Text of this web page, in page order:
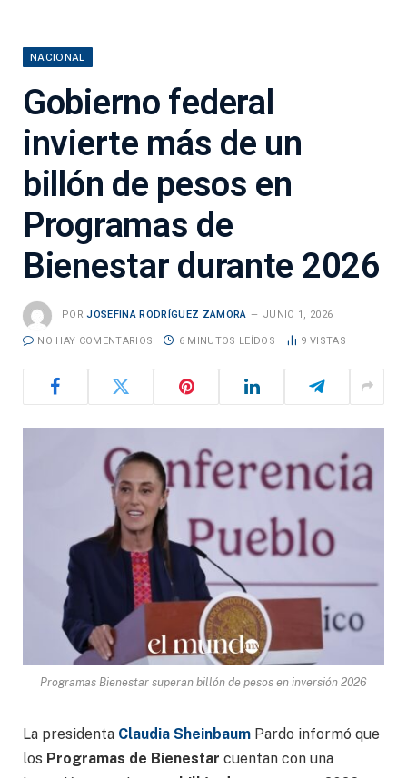
NACIONAL
Gobierno federal
invierte más de un
billón de pesos en
Programas de
Bienestar durante 2026
POR JOSEFINA RODRÍGUEZ ZAMORA JUNIO 1, 2026
NO HAY COMENTARIOS 6 MINUTOS LEÍDOS 9 VISTAS
Programas Bienestar superan billón de pesos en inversión 2026
La presidenta Claudia Sheinbaum Pardo informó que
los Programas de Bienestar cuentan con una